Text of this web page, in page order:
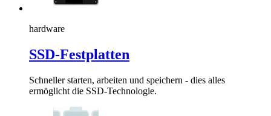
hardware
SSD-Festplatten
Schneller starten, arbeiten und speichern - dies alles
ermöglicht die SSD-Technologie.